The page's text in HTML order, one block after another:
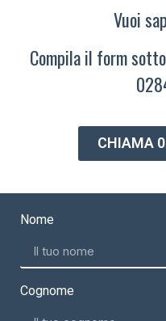
Vuoi
Compila il form
CHIAMA
Nome
Cognome